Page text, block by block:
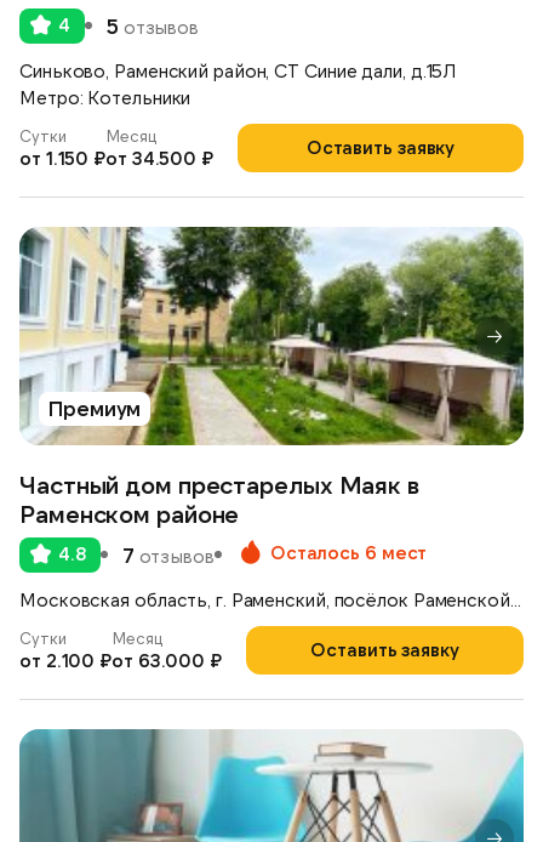
4 5 отзывов
Синьково, Раменский район, СТ Синие дали, д.15Л
Метро: Котельники
Оставить заявку
Сутки
от 1.150 ₽
Месяц
от 34.500 ₽
Премиум
Частный дом престарелых Маяк в
Раменском районе
4.8 7 отзывов Осталось 6 мест
Оставить заявку
Сутки
от 2.100 ₽
Месяц
от 63.000 ₽